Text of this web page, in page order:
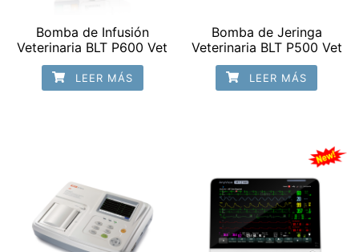
Bomba de Infusión
Veterinaria BLT P600 Vet
LEER MÁS
Bomba de Jeringa
Veterinaria BLT P500 Vet
LEER MÁS